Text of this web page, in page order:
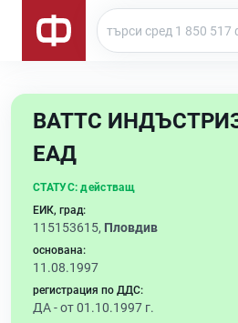
ВАТТС
ЕАД
СТАТУС: действащ
ЕИК, град:
115153615, Пловдив
основана:
11.08.1997
регистрация по ДДС:
ДА - от 01.10.1997 г.